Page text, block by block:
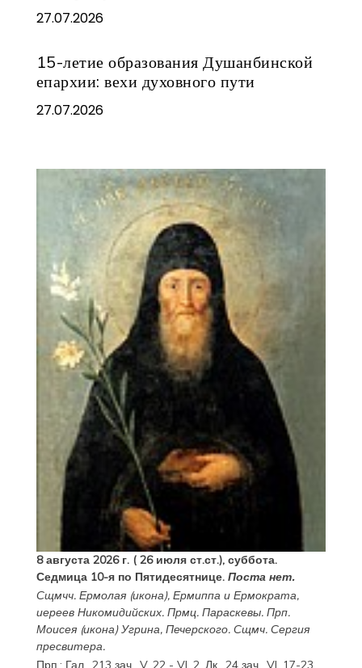
27.07.2026
15-летие образования Душанбинской
епархии: вехи духовного пути
27.07.2026
8 августа 2026 г. ( 26 июля ст.ст.), суббота.
Седмица 10-я по Пятидесятнице. Поста нет.
Сщмчч. Ермолая(икона), Ермиппаи Ермократа,
иереев Никомидийских. Прмц. Параскевы. Прп.
Моисея(икона) Угрина, Печерского. Сщмч. Сергия
пресвитера.
Прп.: Гал., 213 зач., V, 22 - VI, 2. Лк., 24 зач., VI, 17-23